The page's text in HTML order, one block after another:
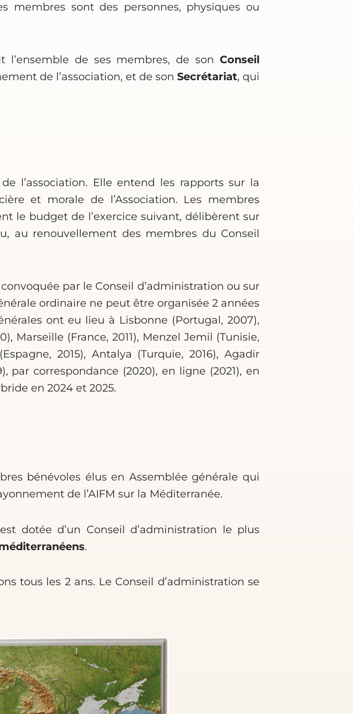
membres sont des personnes, physiques ou
l’ensemble de ses membres, de sonConseil
de l’association, et de son Secrétariat, qui
l’association. Elle entend les rapports sur la
et morale de l’Association. Les membres
le budget de l’exercice suivant, délibèrent sur
au renouvellement des membres du Conseil
par le Conseil d’administration ou sur
ordinaire ne peut être organisée 2 années
ont eu lieu à Lisbonne (Portugal, 2007),
Marseille (France, 2011), Menzel Jemil (Tunisie,
2015), Antalya (Turquie, 2016), Agadir
par correspondance (2020), en ligne (2021), en
en 2024 et 2025.
bénévoles élus en Assemblée générale qui
de l’AIFM sur la Méditerranée.
dotée d’un Conseil d’administration le plus
.
tous les 2 ans. Le Conseil d’administration se